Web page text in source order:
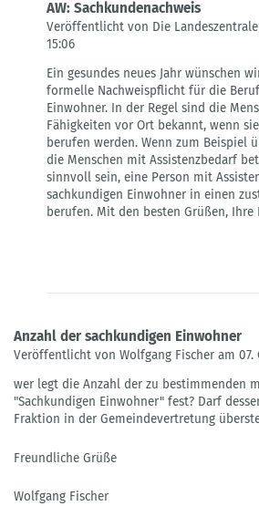
AW: Sachkundenachweis
Veröffentlicht von Die
15:06
auf
Sachkundenachweis
von
Peter
Harnisch
Ein gesundes neues Jahr wünschen
formelle Nachweispflicht für die
Einwohner. In der Regel sind die
Fähigkeiten vor Ort bekannt, wenn
berufen werden. Wenn zum Beispiel
die Menschen mit Assistenzbedarf
sinnvoll sein, eine Person mit
sachkundigen Einwohner in einen
berufen. Mit den besten Grüßen, Ihre
Anzahl der sachkundigen Einwohner
Veröffentlicht von Wolfgang Fischer am 07.
wer legt die Anzahl der zu bestimmenden
"Sachkundigen Einwohner" fest? Darf
Fraktion in der Gemeindevertretung
Freundliche Grüße
Wolfgang Fischer